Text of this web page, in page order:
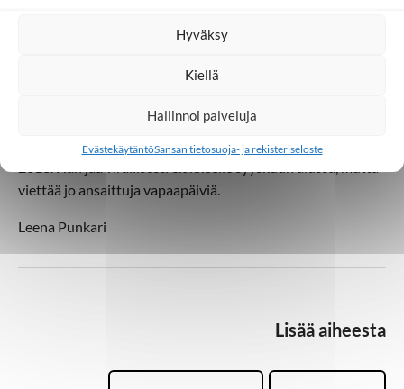
Hyväksy
Kiellä
Hallinnoi palveluja
EvästekäytäntöSansan tietosuoja- ja rekisteriseloste
Arja-Leena Kajovalta
Kotiteollisuusopettaja Arja-Leena Kajovalta työskenteli
Medialähetys Sanansaattajien toimistosihteerinä elokuusta
viettää jo ansaittuja vapaapäiviä.
Leena Punkari
Lisää aiheesta